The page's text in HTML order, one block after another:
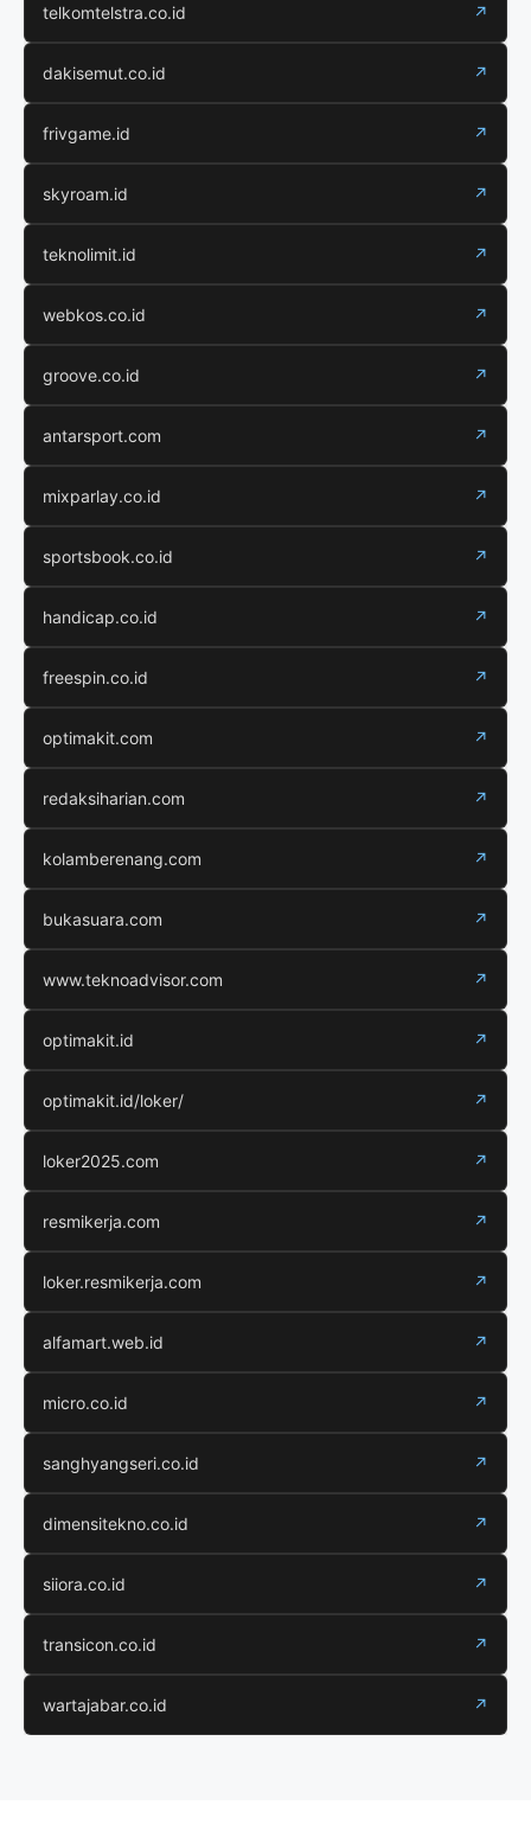
telkomtelstra.co.id ↗
dakisemut.co.id ↗
frivgame.id ↗
skyroam.id ↗
teknolimit.id ↗
webkos.co.id ↗
groove.co.id ↗
antarsport.com ↗
mixparlay.co.id ↗
sportsbook.co.id ↗
handicap.co.id ↗
freespin.co.id ↗
optimakit.com ↗
redaksiharian.com ↗
kolamberenang.com ↗
bukasuara.com ↗
www.teknoadvisor.com ↗
optimakit.id ↗
optimakit.id/loker/ ↗
loker2025.com ↗
resmikerja.com ↗
loker.resmikerja.com ↗
alfamart.web.id ↗
micro.co.id ↗
sanghyangseri.co.id ↗
dimensitekno.co.id ↗
siiora.co.id ↗
transicon.co.id ↗
wartajabar.co.id ↗